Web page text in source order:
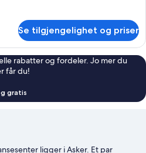
Se tilgjengelighet og priser
rabatter og fordeler. Jo mer du
får du!
gratis
ligger i Asker. Et par